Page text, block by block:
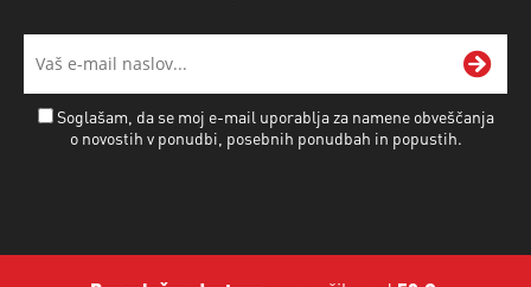
Soglašam, da se moj e-mail uporablja za namene obveščanja
o novostih v ponudbi, posebnih ponudbah in popustih.